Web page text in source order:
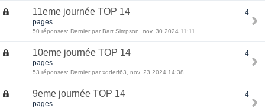
11eme journée TOP 14
4
pages
50 réponses: Dernier par Bart Simpson, nov. 30 2024 11:11
10eme journée TOP 14
4
pages
53 réponses: Dernier par xdderf63, nov. 23 2024 14:38
9eme journée TOP 14
4
pages